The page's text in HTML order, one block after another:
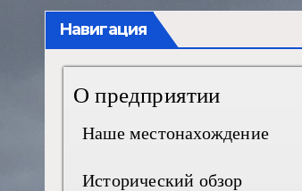
Навигация
О предприятии
Наше местонахождение
Исторический обзор